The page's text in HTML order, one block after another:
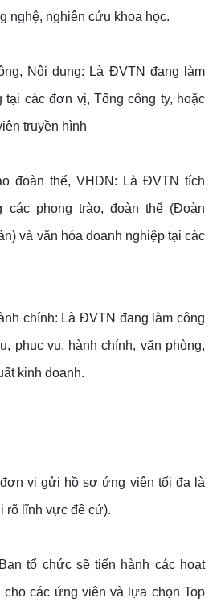
nghệ, nghiên cứu khoa học.
Nội dung: Là ĐVTN đang làm
tại các đơn vị, Tổng công ty, hoặc
truyền hình
đoàn thể, VHDN: Là ĐVTN tích
các phong trào, đoàn thể (Đoàn
và văn hóa doanh nghiệp tại các
chính: Là ĐVTN đang làm công
phục vụ, hành chính, văn phòng,
kinh doanh.
vị gửi hồ sơ ứng viên tối đa là
rõ lĩnh vực đề cử).
tổ chức sẽ tiến hành các hoạt
cho các ứng viên và lựa chọn Top